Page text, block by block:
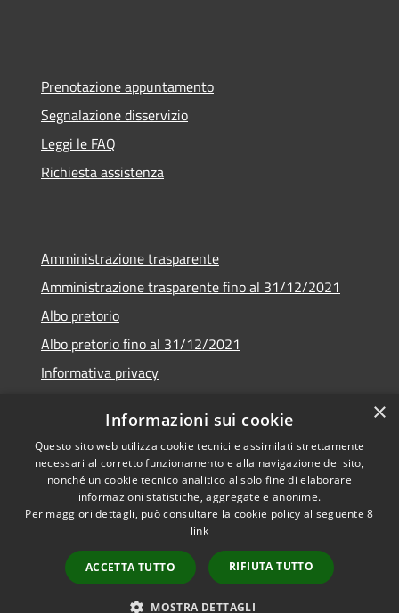
Prenotazione appuntamento
Segnalazione disservizio
Leggi le FAQ
Richiesta assistenza
Amministrazione trasparente
Amministrazione trasparente fino al 31/12/2021
Albo pretorio
Albo pretorio fino al 31/12/2021
Informativa privacy
Dichiarazione di accessibilità
RSS
Copyright © 2026 • Comune di
Municipium•
Accesso
redazione
×
Informazioni sui cookie
Questo sito web utilizza cookie tecnici e assimilati strettamente
necessari al corretto funzionamento e alla navigazione del sito,
nonché un cookie tecnico analitico al solo fine di elaborare
informazioni statistiche, aggregate e anonime.
Per maggiori dettagli, può consultare la cookie policy al seguente8
link
ACCETTA TUTTO RIFIUTA TUTTO
MOSTRA DETTAGLI